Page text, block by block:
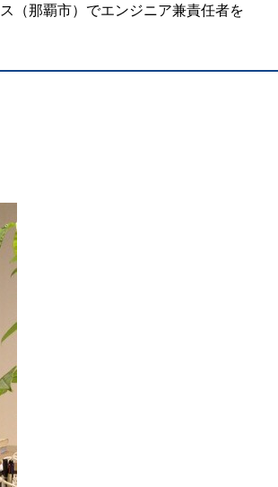
（那覇市）でエンジニア兼責任者を